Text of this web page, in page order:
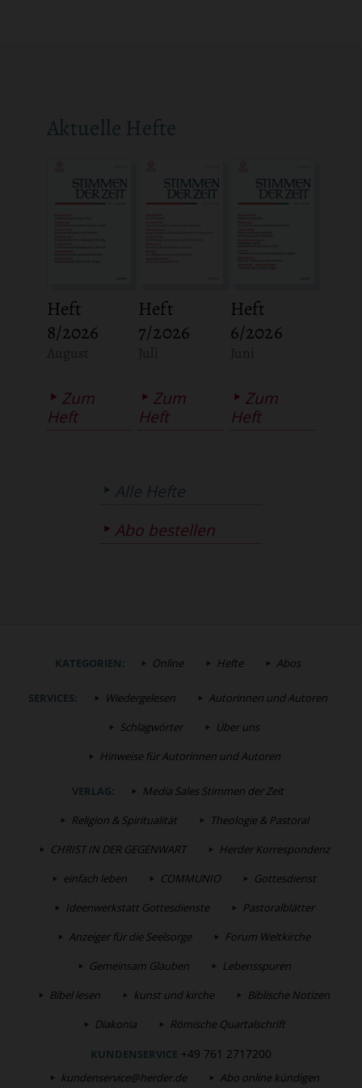
Aktuelle Hefte
Heft
8/2026
Zum
Heft
Heft
7/2026
Zum
Heft
Heft
6/2026
Zum
Heft
Alle Hefte
Abo bestellen
KATEGORIEN: Online Hefte Abos
SERVICES: Wiedergelesen
Autorinnen und Autoren
Schlagwörter
Über uns
Hinweise für Autorinnen und Autoren
VERLAG:
Media Sales Stimmen der Zeit
Religion & Spiritualität
Theologie & Pastoral
CHRIST IN DER GEGENWART
Herder Korrespondenz
einfach leben
COMMUNIO
Gottesdienst
Ideenwerkstatt Gottesdienste
Pastoralblätter
Anzeiger für die Seelsorge
Forum Weltkirche
Gemeinsam Glauben
Lebensspuren
Bibel lesen
kunst und kirche
Biblische Notizen
Diakonia
Römische Quartalschrift
KUNDENSERVICE +49 761 2717200
kundenservice@herder.de Abo online kündigen